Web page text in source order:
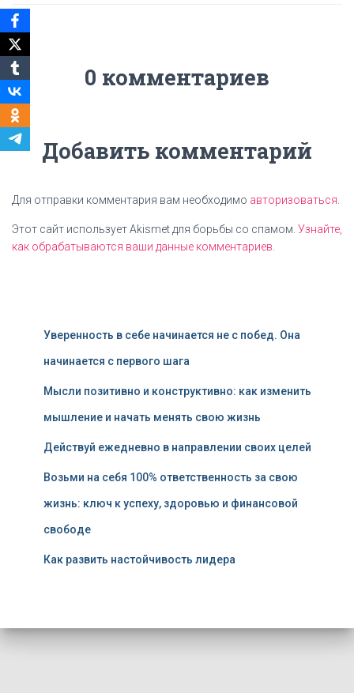
0 комментариев
Добавить комментарий
Для отправки комментария вам необходимо авторизоваться
Этот сайт использует Akismet для борьбы со спамом. Узнайте,
как обрабатываются ваши данные комментариев
Уверенность в себе начинается не с побед. Она
начинается с первого шага
Мысли позитивно и конструктивно: как изменить
мышление и начать менять свою жизнь
Действуй ежедневно в направлении своих целей
Возьми на себя 100% ответственность за свою
жизнь: ключ к успеху, здоровью и финансовой
свободе
Как развить настойчивость лидера